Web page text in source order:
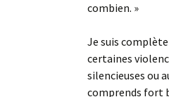
combien. »
Je suis
certaines
silencieuses ou
comprends fort